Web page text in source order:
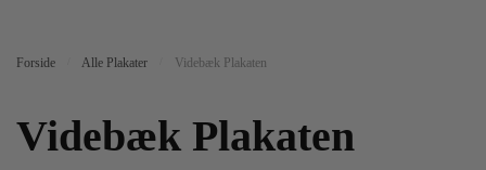
Forside Alle Plakater Videbæk Plakaten
Videbæk Plakaten